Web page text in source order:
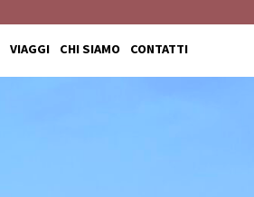
VIAGGI CHI SIAMO CONTATTI